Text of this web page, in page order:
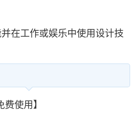
在工作或娱乐中使用设计技
使用】